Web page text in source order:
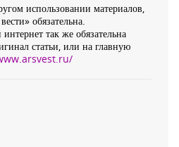
использовании материалов,
обязательна.
так же обязательна
статьи, или на главную